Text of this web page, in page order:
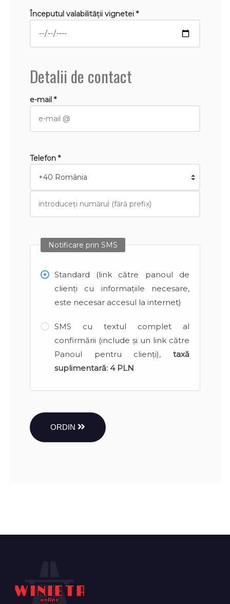
Începutul valabilităţii vignetei *
Detalii de contact
e-mail *
Telefon *
Notificare prin SMS
Standard (link către panoul de
clienți cu informațiile necesare,
este necesar accesul la internet)
SMS cu textul complet al
confirmării (include și un link către
Panoul pentru clienți), taxă
suplimentară: 4 PLN
ORDIN